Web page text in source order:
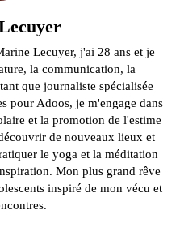
Lecuyer, j'ai 28 ans et je
la communication, la
que journaliste spécialisée
pour Adoos, je m'engage dans
et la promotion de l'estime
de nouveaux lieux et
le yoga et la méditation
Mon plus grand rêve
inspiré de mon vécu et